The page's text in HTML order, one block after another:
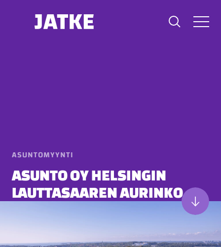
ASUNTOMYYNTI
ASUNTO OY HELSINGIN
LAUTTASAAREN AURINKO